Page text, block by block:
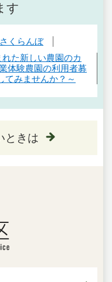
す
くらんぼ
れた新しい農園のカ
体験農園の利用者募
てみませんか？～
ときは